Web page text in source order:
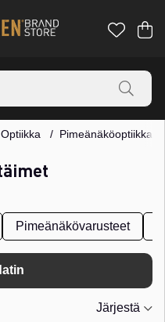
.
Optiikka Pimeänäköoptiikka
Pimeänäkövarusteet
Järjestä